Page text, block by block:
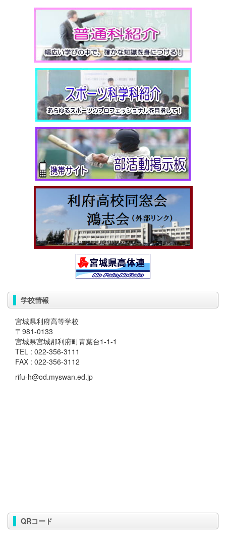
学校情報
宮城県利府高等学校
〒981-0133
宮城県宮城郡利府町青葉台1-1-1
TEL : 022-356-3111
FAX : 022-356-3112
rifu-h@od.myswan.ed.jp
QRコード